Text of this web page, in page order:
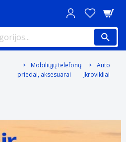
Mobiliųjų telefonų
priedai, aksesuarai
Auto
įkrovikliai